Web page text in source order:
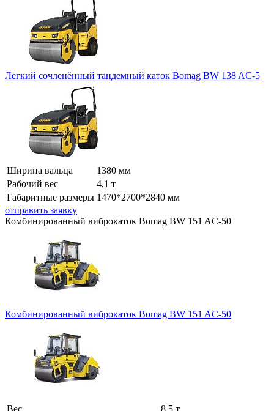
Легкий сочленённый тандемный каток Bomag BW 138 AC-5
Ширина вальца
1380 мм
Рабочий вес
4,1 т
Габаритные размеры 1470*2700*2840 мм
отправить заявку
Комбинированный виброкаток Bomag BW 151 AC-50
Комбинированный виброкаток Bomag BW 151 AC-50